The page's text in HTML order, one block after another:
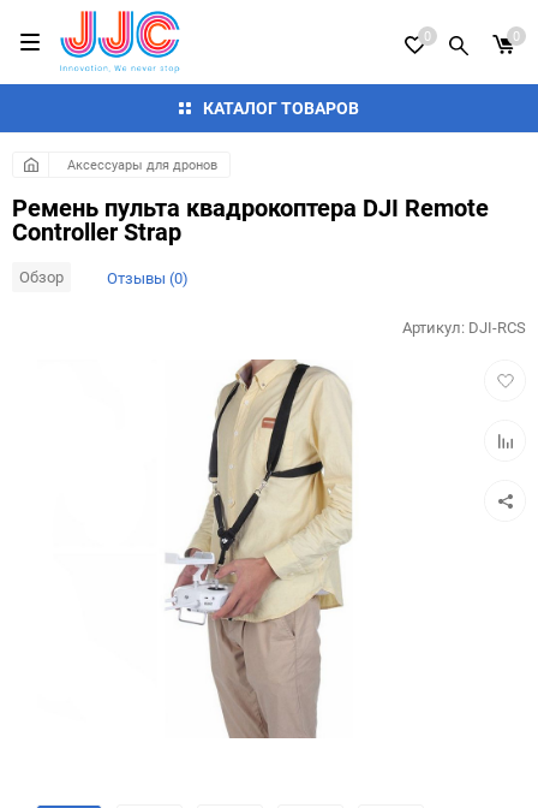
КАТАЛОГ ТОВАРОВ
0 0
Аксессуары для дронов
Ремень пульта квадрокоптера DJI Remote
Controller Strap
Обзор Отзывы (0)
Артикул: DJI-RCS